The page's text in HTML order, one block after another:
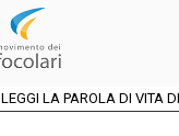
LEGGI LA PAROLA DI VITA